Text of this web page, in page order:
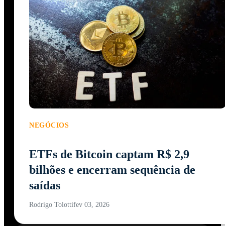
NEGÓCIOS
ETFs de Bitcoin captam R$ 2,9
bilhões e encerram sequência de
saídas
Rodrigo Tolottifev 03, 2026